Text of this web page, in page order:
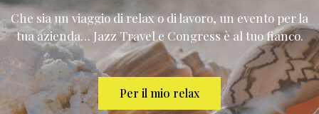
Che sia un viaggio di relax o di lavoro, un evento per la
tua azienda… Jazz Travel e Congress è al tuo fianco.
Per il mio relax